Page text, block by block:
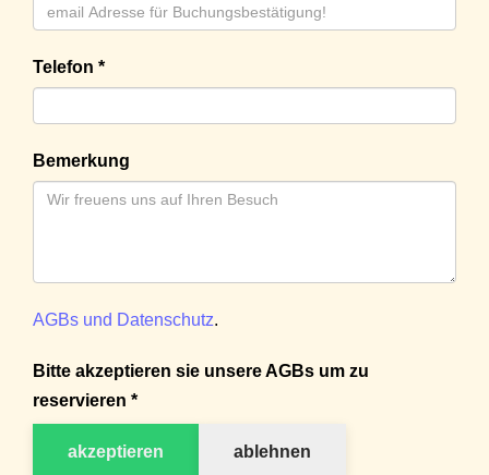
Telefon *
Bemerkung
AGBs und Datenschutz.
Bitte akzeptieren sie unsere AGBs um zu
reservieren *
akzeptieren ablehnen